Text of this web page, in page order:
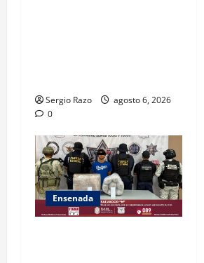
Sergio Razo
agosto 6, 2026
0
Ensenada